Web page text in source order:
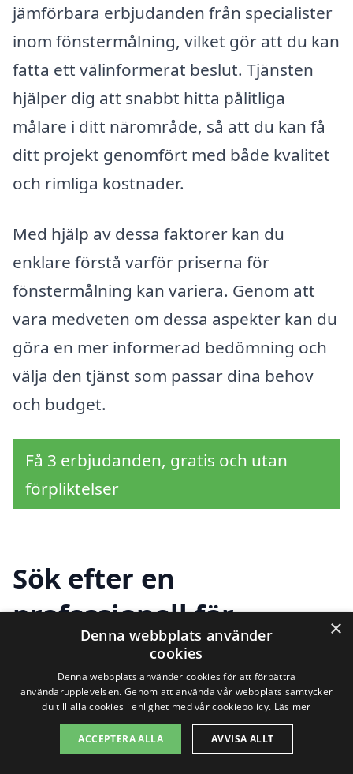
jämförbara erbjudanden från specialister
inom fönstermålning, vilket gör att du kan
fatta ett välinformerat beslut. Tjänsten
hjälper dig att snabbt hitta pålitliga
målare i ditt närområde, så att du kan få
ditt projekt genomfört med både kvalitet
och rimliga kostnader.
Med hjälp av dessa faktorer kan du
enklare förstå varför priserna för
fönstermålning kan variera. Genom att
vara medveten om dessa aspekter kan du
göra en mer informerad bedömning och
välja den tjänst som passar dina behov
och budget.
Få 3 erbjudanden, gratis och utan
förpliktelser
Sök efter en
professionell för
fönstermålning i andra
städer nära Nikkala
Att hitta hjälp för fönstermålning i Nikkala
×
Denna webbplats använder
cookies
Denna webbplats använder cookies för att förbättra
användarupplevelsen. Genom att använda vår webbplats samtycker
du till alla cookies i enlighet med vår cookiepolicy. Läs mer
ACCEPTERA ALLA AVVISA ALLT